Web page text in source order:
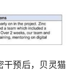
干预后，贝灵猫